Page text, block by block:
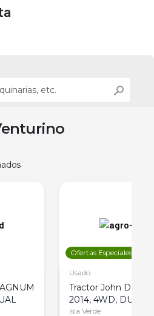
Ofertas Especiales
Usado
Tractor John Deere
2014, 4WD, DUAL
Isla Verde